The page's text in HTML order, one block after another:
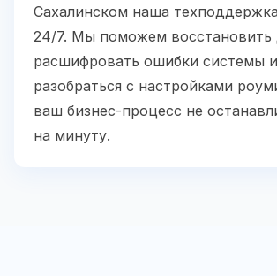
Сахалинском наша
24/7. Мы поможем восстановить
расшифровать ошибки системы
разобраться с настройками
ваш бизнес-процесс не
на минуту.